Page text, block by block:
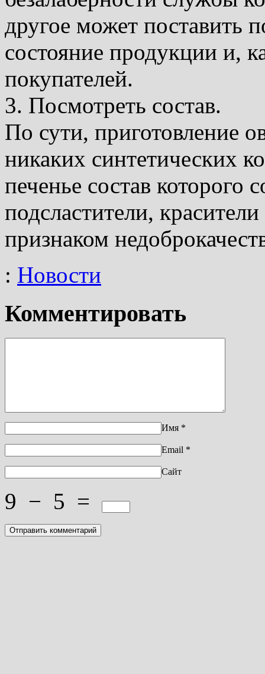
другое может поставить
состояние продукции и,
покупателей.
3. Посмотреть состав.
По сути, приготовление
никаких синтетических
печенье состав которого
подсластители,
признаком
: Новости
Комментировать
Имя *
Email *
Сайт
9 − 5 =